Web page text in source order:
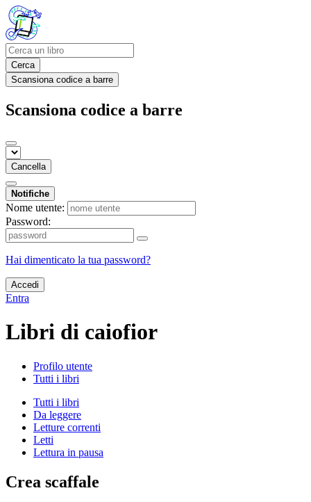
Cerca
Scansiona codice a barre
Scansiona codice a barre
Cancella
Notifiche
Nome utente:
Password:
Hai dimenticato la tua password?
Accedi
Entra
Libri di caiofior
Profilo utente
Tutti i libri
Tutti i libri
Da leggere
Letture correnti
Letti
Lettura in pausa
Crea scaffale